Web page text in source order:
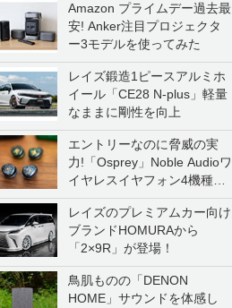
Amazon プライムデー過去最
安! Anker注目プロジェクタ
ー3モデルを使ってみた
レイズ鍛造1ピースアルミホ
イール「CE28 N-plus」軽量
なままに剛性を向上
エントリーなのに脅威の実
力!「Osprey」Noble Audioワ
イヤレスイヤフォン4機種を
一気に聴く
レイズのプレミアムカー向け
ブランドHOMURAから
「2×9R」が登場！
鳥肌ものの「DENON
HOME」サウンドを体感し